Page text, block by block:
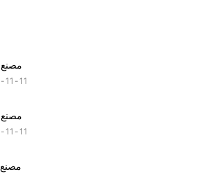
مصنع 005
11 11
مصنع 004
11 11
مصنع 002